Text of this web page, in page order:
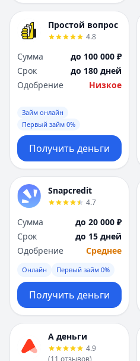
Простой вопрос
4.8
Сумма
до 100 000 ₽
Срок
до 180 дней
Одобрение
Низкое
Займ онлайн
Первый займ 0%
Получить деньги
Snapcredit
4.7
Сумма
до 20 000 ₽
Срок
до 15 дней
Одобрение
Среднее
Онлайн Первый займ 0%
Получить деньги
А деньги
4.9
(11 отзывов)